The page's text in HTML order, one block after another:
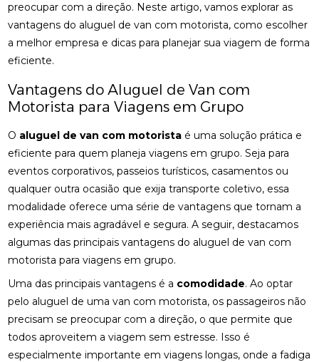
preocupar com a direção. Neste artigo, vamos explorar as
vantagens do aluguel de van com motorista, como escolher
a melhor empresa e dicas para planejar sua viagem de forma
eficiente.
Vantagens do Aluguel de Van com
Motorista para Viagens em Grupo
O aluguel de van com motorista é uma solução prática e
eficiente para quem planeja viagens em grupo. Seja para
eventos corporativos, passeios turísticos, casamentos ou
qualquer outra ocasião que exija transporte coletivo, essa
modalidade oferece uma série de vantagens que tornam a
experiência mais agradável e segura. A seguir, destacamos
algumas das principais vantagens do aluguel de van com
motorista para viagens em grupo.
Uma das principais vantagens é a comodidade. Ao optar
pelo aluguel de uma van com motorista, os passageiros não
precisam se preocupar com a direção, o que permite que
todos aproveitem a viagem sem estresse. Isso é
especialmente importante em viagens longas, onde a fadiga